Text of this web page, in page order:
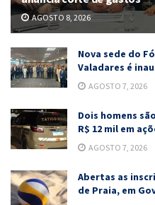
AGOSTO 8, 2026
Nova sede do
Valadares é
AGOSTO 7, 2026
Dois homens
R$ 12 mil em
AGOSTO 7, 2026
Abertas as
de Praia, em